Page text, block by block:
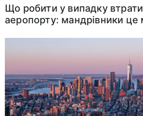
Що робити у випадку
аеропорту: мандрівники це